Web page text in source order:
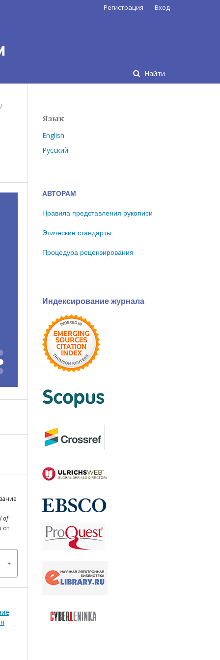
Найти
Регистрация Вход
/
of
от
Язык
English
Русский
АВТОРАМ
Правила представления рукописи
Этические стандарты
Процедура рецензирования
Индексирование журнала